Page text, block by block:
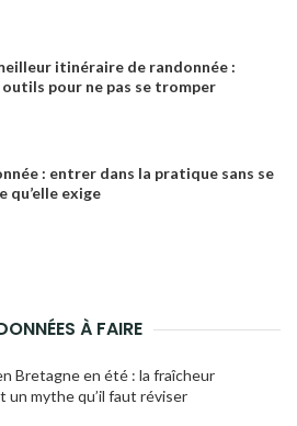
itinéraire de randonnée :
pour ne pas se tromper
: entrer dans la pratique sans se
qu’elle exige
À FAIRE
Bretagne en été : la fraîcheur
un mythe qu’il faut réviser